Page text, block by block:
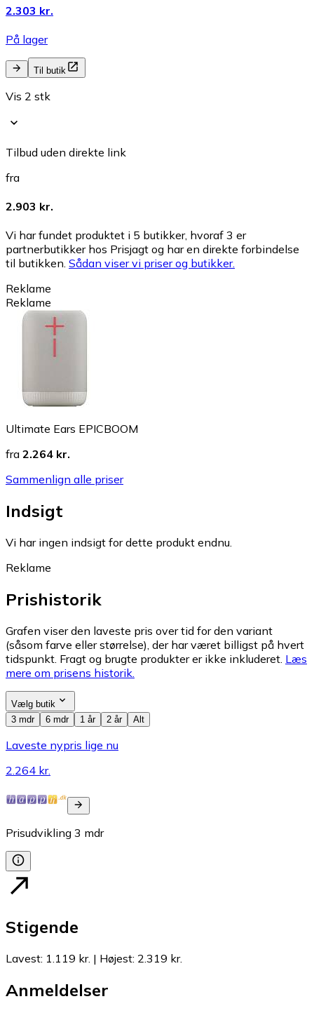
2.303 kr.
På lager
Til butik
Vis 2 stk
Tilbud uden direkte link
fra
2.903 kr.
Vi har fundet produktet i 5 butikker, hvoraf 3 er
partnerbutikker hos Prisjagt og har en direkte forbindelse
til butikken. Sådan viser vi priser og butikker.
Reklame
Reklame
Ultimate Ears EPICBOOM
fra 2.264 kr.
Sammenlign alle priser
Indsigt
Vi har ingen indsigt for dette produkt endnu.
Reklame
Prishistorik
Grafen viser den laveste pris over tid for den variant
(såsom farve eller størrelse), der har været billigst på hvert
tidspunkt. Fragt og brugte produkter er ikke inkluderet. Læs
mere om prisens historik.
Vælg butik
3 mdr
6 mdr 1 år 2 år Alt
Laveste nypris lige nu
2.264 kr.
Prisudvikling 3 mdr
Stigende
Lavest: 1.119 kr. | Højest: 2.319 kr.
Anmeldelser